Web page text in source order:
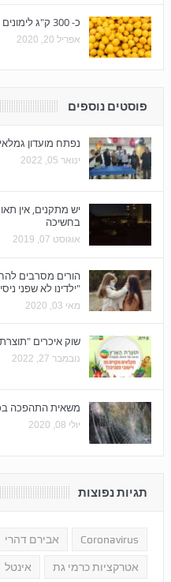
כ- 300 ק"ג לימונים נגנבו במטע סמוך לקריית גת
אפריל 20, 2020
פוסטים נוספים
נפתח מועדון
ינואר 05, 2022
יש מתקנים, אין
בחשיכה
אוגוסט 07, 2019
הורים מסרבים
"ילדינו לא שפני
מאי 03, 2020
שוק איכרים
נובמבר 27, 2022
משאית התהפכה בכביש 35: נהג משאית
יולי 08, 2020
תגיות נפוצות
Coronavirus אבירם דהרי
אטרקציות כרמי גת אינטל